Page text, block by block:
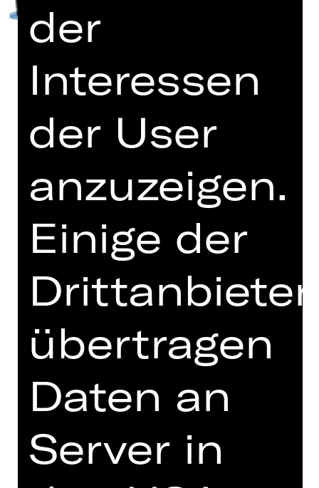
Bearbeitung für Kammerorchester
von Askan Geisler
Altersempfehlung: 5 – 10 Jahre
Für sein schlechtes Benehmen hat
Käpt’n Funny Bone eine ziemlich
interessante Entschuldigung parat:
Ein Fluch zwingt seine Familie seit
500 Jahren dazu, immerzu zu fluchen.
Isabella lässt sich aber von solch
hanebüchenen Ausreden nicht
beeindrucken. Sie ist an Bord des
Piratenschiffs St. Cecilia gekommen,
um ihren Freund Lindoro zu befreien,
der dort als Putzsklave gefangen
gehalten wird.
Gioacchino Rossinis „Italienerin in
Algier“ liefert die Musik für die
Kinderoper, die mit viel Spaß und
der
Interessen
der User
anzuzeigen.
Einige der
Drittanbieter
übertragen
Daten an
Server in